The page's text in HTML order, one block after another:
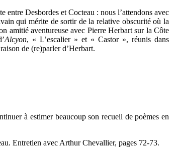
entre Desbordes et Cocteau : nous l’attendons avec
qui mérite de sortir de la relative obscurité où la
amitié aventureuse avec Pierre Herbart sur la Côte
Alcyon, « L’escalier » et « Castor », réunis dans
de (re)parler d’Herbart.
à estimer beaucoup son recueil de poèmes en
Entretien avec Arthur Chevallier, pages 72-73.